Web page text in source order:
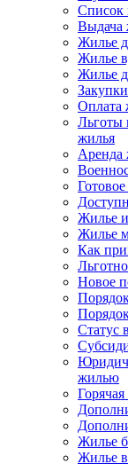
Список
Выдача
Жилье
Жилье
Жилье
Оплата
Льготы
жилья
Аренда
Жилье
Жилье
Как
Новое
Статус
жилью
Жилье
Жилье